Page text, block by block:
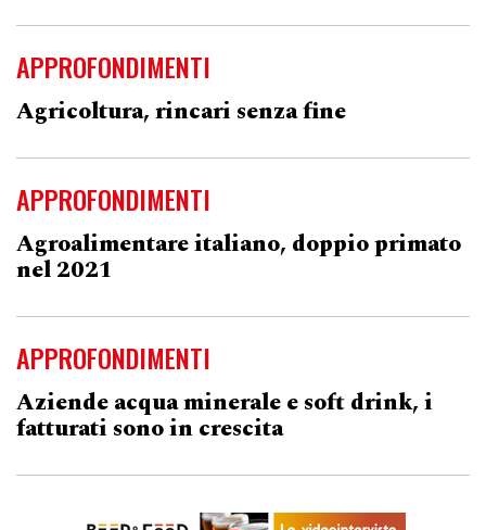
APPROFONDIMENTI
Agricoltura, rincari senza fine
APPROFONDIMENTI
Agroalimentare italiano, doppio primato
nel 2021
APPROFONDIMENTI
Aziende acqua minerale e soft drink, i
fatturati sono in crescita